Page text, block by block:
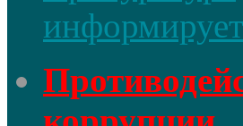
информирует